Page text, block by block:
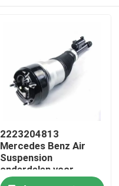
2223204813
Mercedes Benz Air
Suspension
onderdelen voor
rechts voor W222